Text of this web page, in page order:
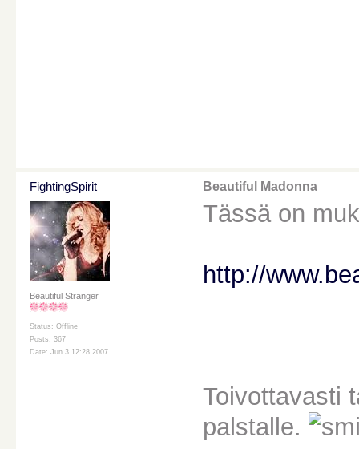
FightingSpirit
Beautiful Stranger
Status: Offline
Posts: 367
Date: Jun 3 12:28 2007
Beautiful Madonna
Tässä on
http://
Toivottavasti
palstalle.